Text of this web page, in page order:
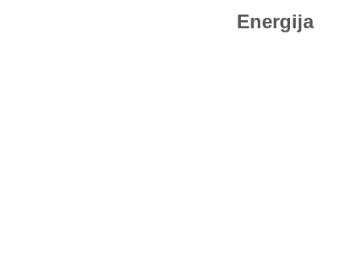
Energija